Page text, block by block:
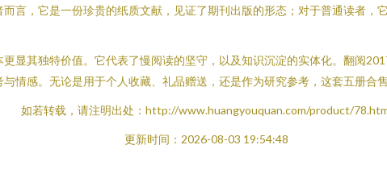
言，它是一份珍贵的纸质文献，见证了期刊出版的形态；对于普通读者，
显其独特价值。它代表了慢阅读的坚守，以及知识沉淀的实体化。翻阅
情感。无论是用于个人收藏、礼品赠送，还是作为研究参考，这套五册合
如若转载，请注明出处：http://www.huangyouquan.com/product/
更新时间：2026-08-03 19:54:48